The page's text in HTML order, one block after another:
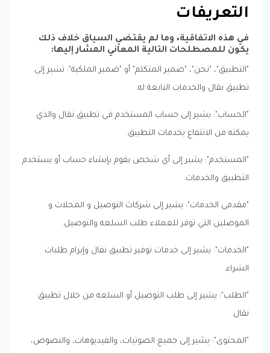
التعريفات
في هذه الاتفاقية، وما لم يقتضي السياق خلاف ذلك
يكون للمصطلحات التالية المعاني المشار إليها:
"التطبيق"، "نحن"، "ضمير المتكلم" أو "ضمير الملكية": تشير إلى
تطبيق نقال والخدمات التابعة له.
"الحساب": يشير إلى حساب المستخدم في تطبيق نقال والذي
يمكنه من الانتفاع بخدمات التطبيق.
"المستخدم": يشير إلى أي شخص يقوم بإنشاء حساب أو يستخدم
التطبيق والخدمات.
"مقدمي الخدمات": يشير إلى شركات التوصيل و المحلات و
الموصلين التي توفر للعملاء طلب السلعه والتوصيل.
"الخدمات": يشير إلى خدمات توفير تطبيق نقال وإبرام طلبات
الشراء.
"الطلب": يشير إلى طلب التوصيل أو السلعه من خلال تطبيق
نقال.
"المحتوى": يشير إلى جميع الصوتيات، والفيديوهات، والنصوص،